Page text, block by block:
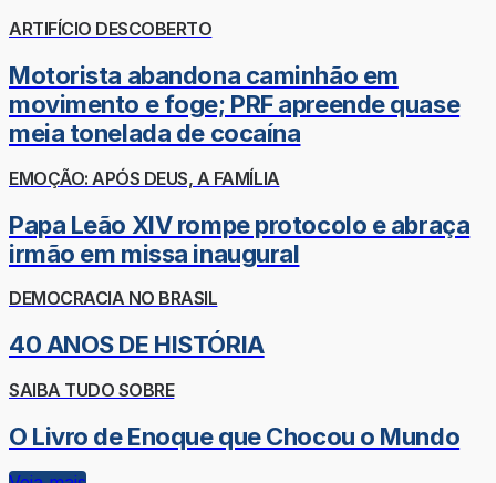
ARTIFÍCIO DESCOBERTO
Motorista abandona caminhão em
movimento e foge; PRF apreende quase
meia tonelada de cocaína
EMOÇÃO: APÓS DEUS, A FAMÍLIA
Papa Leão XIV rompe protocolo e abraça
irmão em missa inaugural
DEMOCRACIA NO BRASIL
40 ANOS DE HISTÓRIA
SAIBA TUDO SOBRE
O Livro de Enoque que Chocou o Mundo